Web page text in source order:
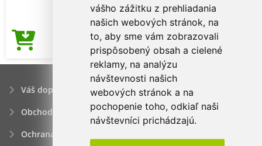
vášho zážitku z prehliadania
našich webových stránok, na
to, aby sme vám zobrazovali
prispôsobený obsah a cielené
reklamy, na analýzu
návštevnosti našich
webových stránok a na
pochopenie toho, odkiaľ naši
návštevníci prichádzajú.
Cena od 4,63€
Váš dopyt
Obchodné podmienky
Ochrana osobných údajov